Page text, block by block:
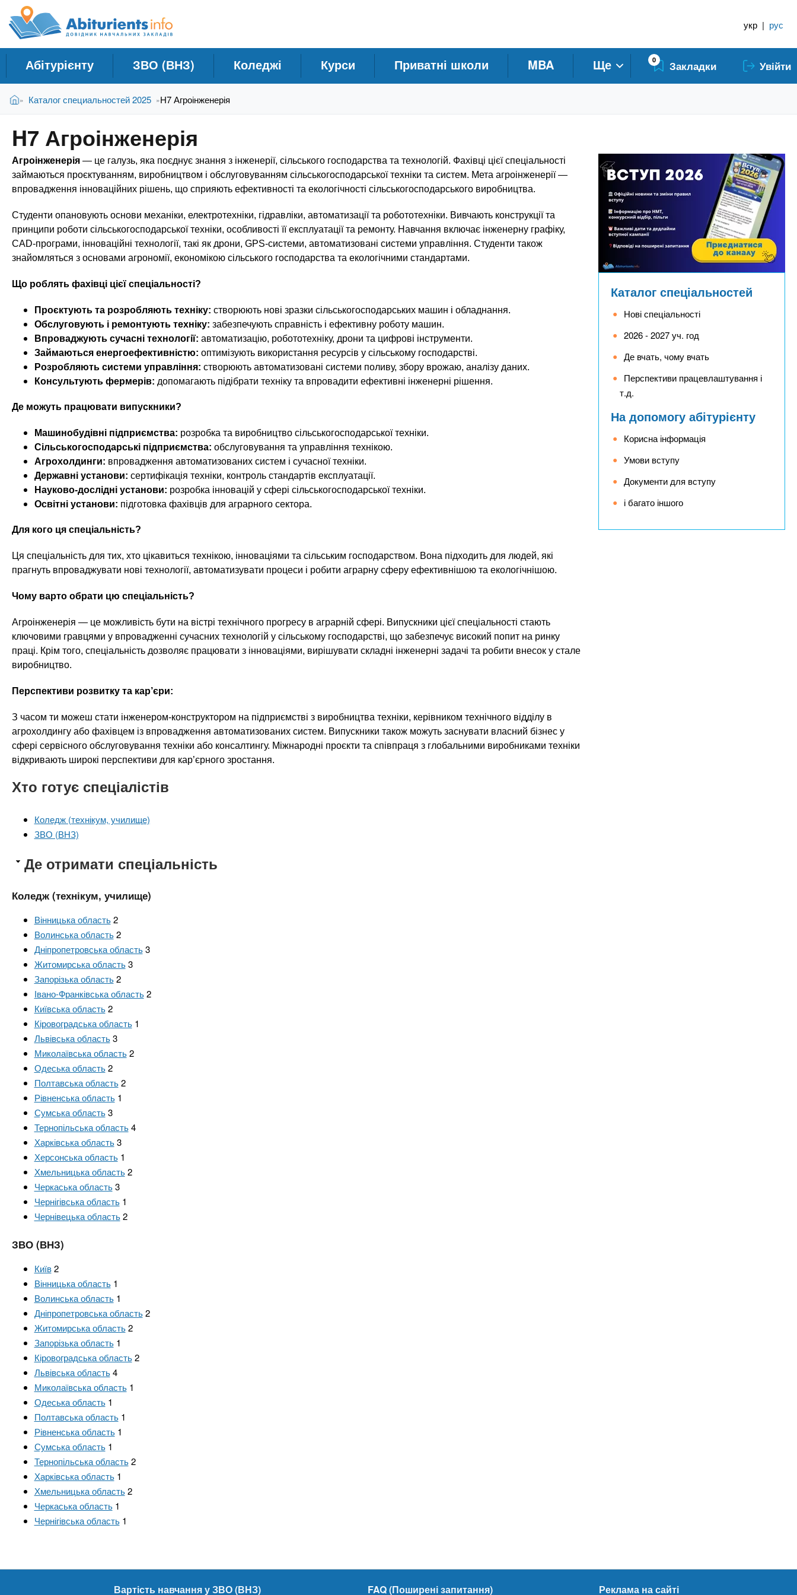
е
и
A
b
i
t
u
r
i
e
n
s
i
n
o
о
в
н
и
Н
а
в
ч
а
л
ь
н
х
і
укр | рус
Абітурієнту ЗВО (ВНЗ) Коледжі Курси Приватні школи MBA Ще 0 Закладки Увійти
В
у
т
Головна
» Каталог специальностей 2025 »H7 Агроінженерія
H7 Агроінженерія
Агроінженерія — це галузь, яка поєднує знання з інженерії, сільського господарства та технологій. Фахівці цієї спеціальності
займаються проєктуванням, виробництвом і обслуговуванням сільськогосподарської техніки та систем. Мета агроінженерії —
впровадження інноваційних рішень, що сприяють ефективності та екологічності сільськогосподарського виробництва.
Студенти опановують основи механіки, електротехніки, гідравліки, автоматизації та робототехніки. Вивчають конструкції та
принципи роботи сільськогосподарської техніки, особливості її експлуатації та ремонту. Навчання включає інженерну графіку,
CAD-програми, інноваційні технології, такі як дрони, GPS-системи, автоматизовані системи управління. Студенти також
знайомляться з основами агрономії, економікою сільського господарства та екологічними стандартами.
Що роблять фахівці цієї спеціальності?
Проєктують та розробляють техніку: створюють нові зразки сільськогосподарських машин і обладнання.
Обслуговують і ремонтують техніку: забезпечують справність і ефективну роботу машин.
Впроваджують сучасні технології: автоматизацію, робототехніку, дрони та цифрові інструменти.
Займаються енергоефективністю: оптимізують використання ресурсів у сільському господарстві.
Розробляють системи управління: створюють автоматизовані системи поливу, збору врожаю, аналізу даних.
Консультують фермерів: допомагають підібрати техніку та впровадити ефективні інженерні рішення.
Де можуть працювати випускники?
Машинобудівні підприємства: розробка та виробництво сільськогосподарської техніки.
Сільськогосподарські підприємства: обслуговування та управління технікою.
Агрохолдинги: впровадження автоматизованих систем і сучасної техніки.
Державні установи: сертифікація техніки, контроль стандартів експлуатації.
Науково-дослідні установи: розробка інновацій у сфері сільськогосподарської техніки.
Освітні установи: підготовка фахівців для аграрного сектора.
Для кого ця спеціальність?
Ця спеціальність для тих, хто цікавиться технікою, інноваціями та сільським господарством. Вона підходить для людей, які
прагнуть впроваджувати нові технології, автоматизувати процеси і робити аграрну сферу ефективнішою та екологічнішою.
Чому варто обрати цю спеціальність?
Агроінженерія — це можливість бути на вістрі технічного прогресу в аграрній сфері. Випускники цієї спеціальності стають
ключовими гравцями у впровадженні сучасних технологій у сільському господарстві, що забезпечує високий попит на ринку
праці. Крім того, спеціальність дозволяє працювати з інноваціями, вирішувати складні інженерні задачі та робити внесок у стале
виробництво.
Перспективи розвитку та кар’єри:
З часом ти можеш стати інженером-конструктором на підприємстві з виробництва техніки, керівником технічного відділу в
агрохолдингу або фахівцем із впровадження автоматизованих систем. Випускники також можуть заснувати власний бізнес у
сфері сервісного обслуговування техніки або консалтингу. Міжнародні проєкти та співпраця з глобальними виробниками техніки
відкривають широкі перспективи для кар’єрного зростання.
Хто готує спеціалістів
Коледж (технікум, училище)
ЗВО (ВНЗ)
Де отримати спеціальність
Коледж (технікум, училище)
Вінницька область 2
Волинська область 2
Дніпропетровська область 3
Житомирська область 3
Запорізька область 2
Івано-Франківська область 2
Київська область 2
Кіровоградська область 1
Львівська область 3
Миколаївська область 2
Одеська область 2
Полтавська область 2
Рівненська область 1
Сумська область 3
Тернопільська область 4
Харківська область 3
Херсонська область 1
Хмельницька область 2
Черкаська область 3
Чернігівська область 1
Чернівецька область 2
ЗВО (ВНЗ)
Київ 2
Вінницька область 1
Волинська область 1
Дніпропетровська область 2
Житомирська область 2
Запорізька область 1
Кіровоградська область 2
Львівська область 4
Миколаївська область 1
Одеська область 1
Полтавська область 1
Рівненська область 1
Сумська область 1
Тернопільська область 2
Харківська область 1
Хмельницька область 2
Черкаська область 1
Чернігівська область 1
Каталог спеціальностей
Нові спеціальності
2026 - 2027 уч. год
Де вчать, чому вчать
Перспективи працевлаштування і
т.д.
На допомогу абітурієнту
Корисна інформація
Умови вступу
Документи для вступу
і багато іншого
Вартість навчання у ЗВО (ВНЗ) FAQ (Поширені запитання) Реклама на сайті